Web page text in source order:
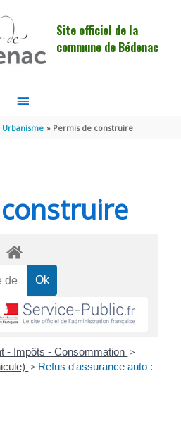
Site officiel de la
commune de Bédenac
MENU
PRINCIPAL
Urbanisme Permis de construire
- Impôts - Consommation >
> Refus d'assurance auto :